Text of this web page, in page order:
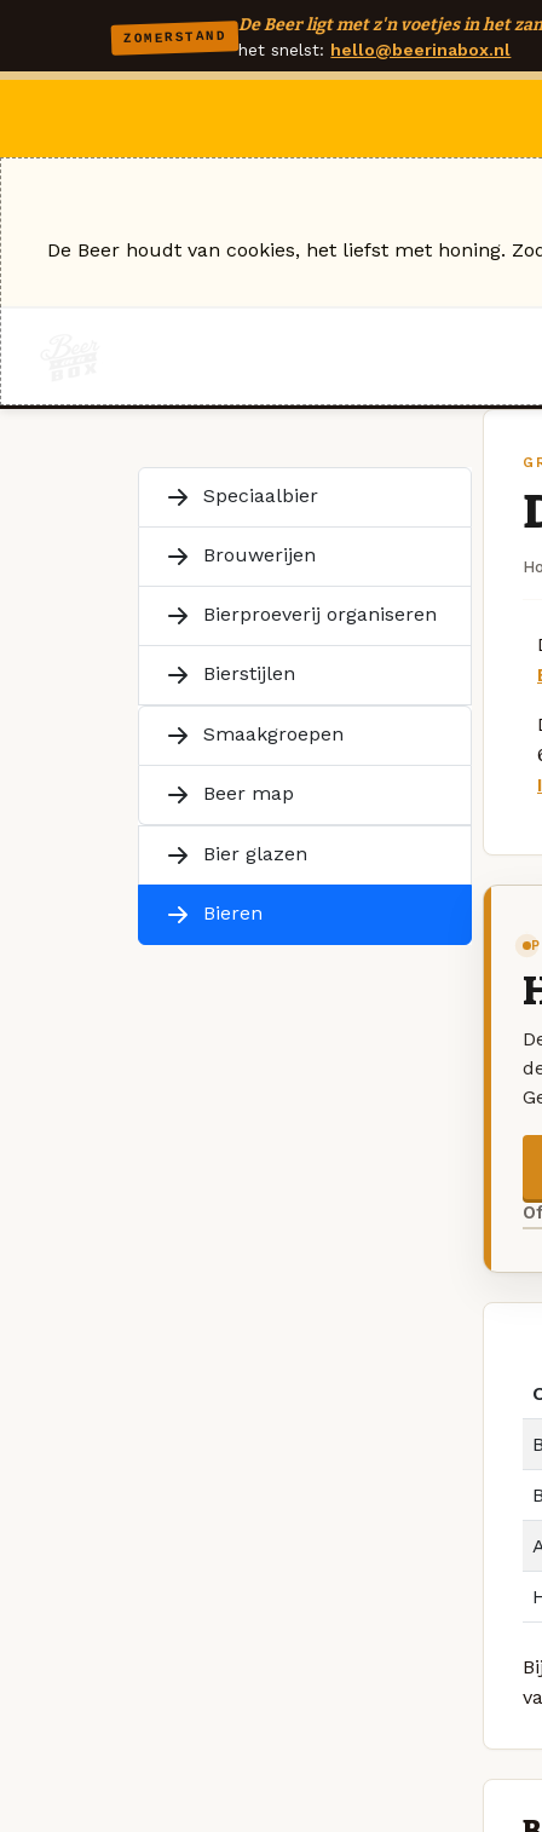
ZOMERSTAND
De Beer ligt met z'n voetjes in het
het snelst: hello@beerinabox.nl
Speciaalbier
Brouwerijen
Bierproeverij organiseren
Bierstijlen
Smaakgroepen
Beer map
Bier glazen
Bieren
De Beer houdt van cookies, het liefst met honing.